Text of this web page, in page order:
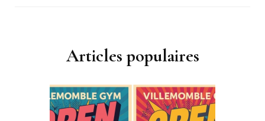
Articles populaires